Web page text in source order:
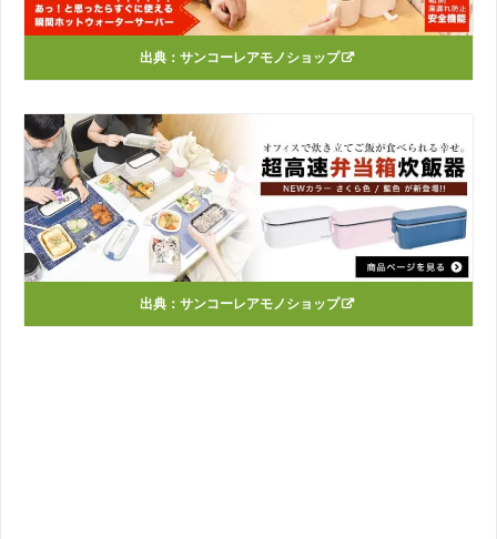
出典： サンコーレアモノショップ
出典： サンコーレアモノショップ